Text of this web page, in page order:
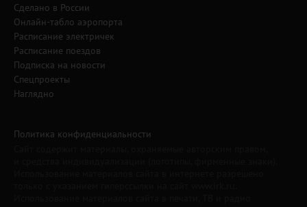
Сделано в России
Онлайн-табло аэропорта
Расписание электричек
Расписание поездов
Подписка на новости
Спецпроекты
Наглядно
Политика конфиденциальности